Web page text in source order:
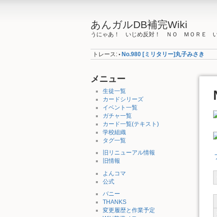
あんガルDB補完Wiki
うにゃあ！ いじめ反対！ ＮＯ ＭＯＲＥ い
トレース: • No.980 [ミリタリー]丸子みさき
メニュー
生徒一覧
カードシリーズ
イベント一覧
ガチャ一覧
カード一覧(テキスト)
学校組織
タグ一覧
旧リニューアル情報
旧情報
よんコマ
公式
バニー
THANKS
変更履歴と作業予定